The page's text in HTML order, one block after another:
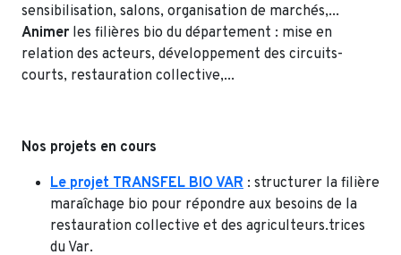
sensibilisation, salons, organisation de marchés,...
Animer les filières bio du département : mise en
relation des acteurs, développement des circuits-
courts, restauration collective,...
Nos projets en cours
Le projet TRANSFEL BIO VAR : structurer la filière
maraîchage bio pour répondre aux besoins de la
restauration collective et des agriculteurs.trices
du Var.